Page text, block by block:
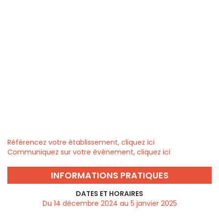
Référencez votre établissement, cliquez ici
Communiquez sur votre évènement, cliquez ici
INFORMATIONS PRATIQUES
DATES ET HORAIRES
Du 14 décembre 2024 au 5 janvier 2025